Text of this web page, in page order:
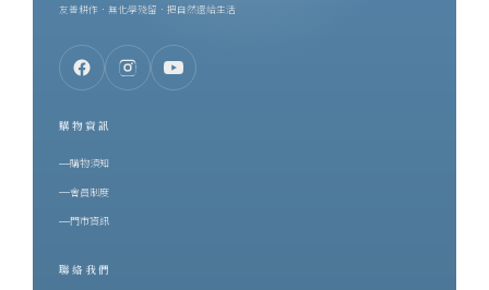
友善耕作．無化學殘留．把自然還給生活
購物資訊
購物須知
會員制度
門市資訊
聯絡我們